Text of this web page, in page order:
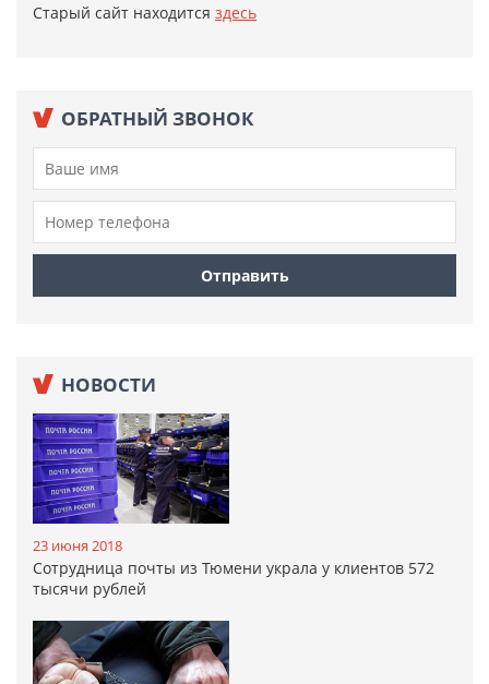
Старый сайт находится здесь
ОБРАТНЫЙ ЗВОНОК
НОВОСТИ
23 июня 2018
Сотрудница почты из Тюмени украла у клиентов 572
тысячи рублей